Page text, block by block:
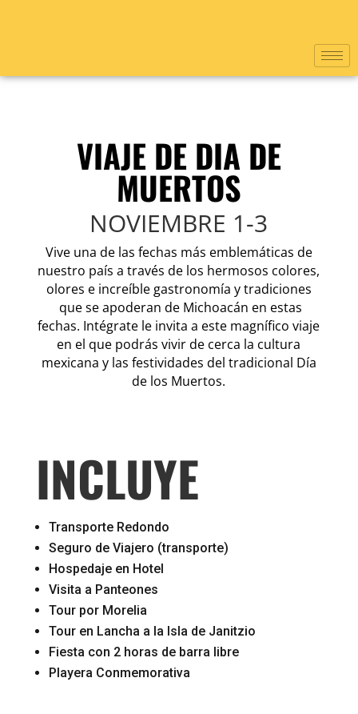
VIAJE DE DIA DE
MUERTOS
NOVIEMBRE 1-3
Vive una de las fechas más emblemáticas de
nuestro país a través de los hermosos colores,
olores e increíble gastronomía y tradiciones
que se apoderan de Michoacán en estas
fechas. Intégrate le invita a este magnífico viaje
en el que podrás vivir de cerca la cultura
mexicana y las festividades del tradicional Día
de los Muertos.
INCLUYE
Transporte Redondo
Seguro de Viajero (transporte)
Hospedaje en Hotel
Visita a Panteones
Tour por Morelia
Tour en Lancha a la Isla de Janitzio
Fiesta con 2 horas de barra libre
Playera Conmemorativa